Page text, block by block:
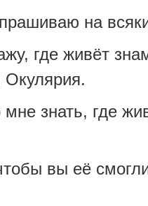
на
где живёт
Окулярия.
знать, где
вы её